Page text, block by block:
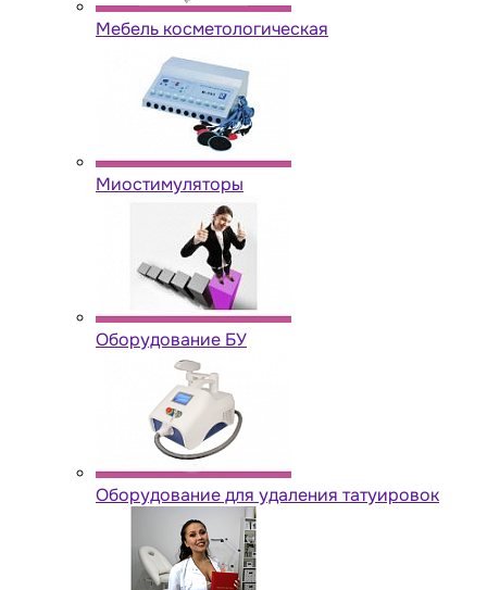
Мебель косметологическая
Миостимуляторы
Оборудование БУ
Оборудование для удаления татуировок